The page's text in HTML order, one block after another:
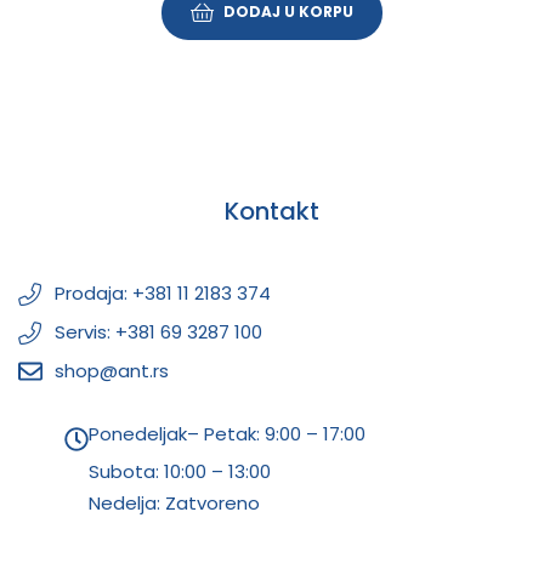
DODAJ U KORPU
Kontakt
Prodaja: +381 11 2183 374
Servis: +381 69 3287 100
shop@ant.rs
Ponedeljak– Petak: 9:00 – 17:00
Subota: 10:00 – 13:00
Nedelja: Zatvoreno